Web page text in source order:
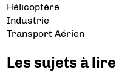
Hélicoptère
Industrie
Transport Aérien
Les sujets à lire